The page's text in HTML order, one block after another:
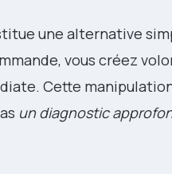
une alternative
vous créez
Cette
un diagnostic